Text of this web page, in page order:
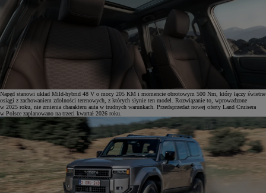
Napęd stanowi układ Mild-hybrid 48 V o mocy 205 KM i momencie obrotowym 500 Nm, który łączy świetne
osiągi z zachowaniem zdolności terenowych, z których słynie ten model. Rozwiązanie to, wprowadzone
w 2025 roku, nie zmienia charakteru auta w trudnych warunkach. Przedsprzedaż nowej oferty Land Cruisera
w Polsce zaplanowano na trzeci kwartał 2026 roku.